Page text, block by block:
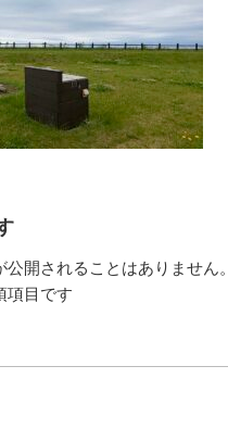
開されることはありません。
項目です